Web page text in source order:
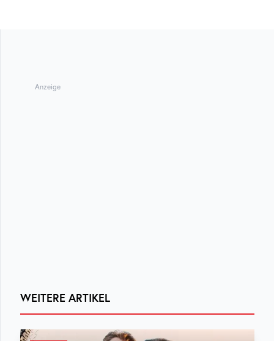
Anzeige
WEITERE ARTIKEL